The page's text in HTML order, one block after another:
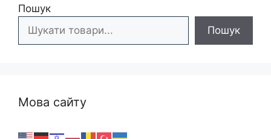
Пошук
Пошук
Мова сайту